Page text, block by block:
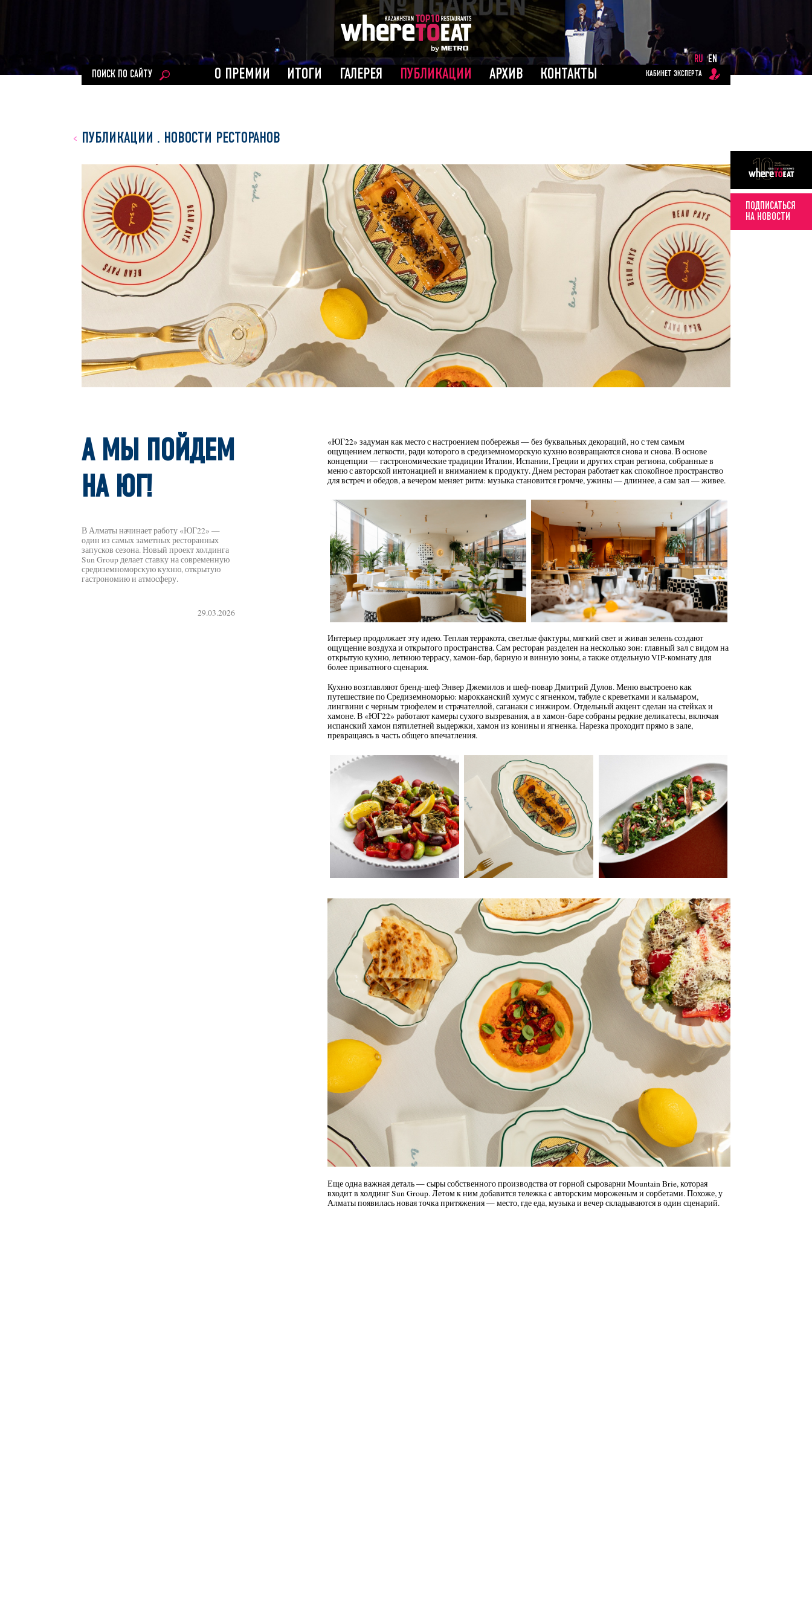
О ПРЕМИИ ИТОГИ ГАЛЕРЕЯ ПУБЛИКАЦИИ АРХИВ КОНТАКТЫ
RU EN
ПОИСК ПО САЙТУ
КАБИНЕТ ЭКСПЕРТА
ПОДПИСАТЬСЯ
НА НОВОСТИ
ПУБЛИКАЦИИ . НОВОСТИ РЕСТОРАНОВ
А МЫ ПОЙДЕМ
НА ЮГ!
В Алматы начинает работу «ЮГ22» —
один из самых заметных ресторанных
запусков сезона. Новый проект холдинга
Sun Group делает ставку на современную
средиземноморскую кухню, открытую
гастрономию и атмосферу.
29.03.2026
«ЮГ22» задуман как место с настроением побережья — без буквальных декораций, но с тем самым
ощущением легкости, ради которого в средиземноморскую кухню возвращаются снова и снова. В основе
концепции — гастрономические традиции Италии, Испании, Греции и других стран региона, собранные в
меню с авторской интонацией и вниманием к продукту. Днем ресторан работает как спокойное пространство
для встреч и обедов, а вечером меняет ритм: музыка становится громче, ужины — длиннее, а сам зал — живее.
Интерьер продолжает эту идею. Теплая терракота, светлые фактуры, мягкий свет и живая зелень создают
ощущение воздуха и открытого пространства. Сам ресторан разделен на несколько зон: главный зал с видом на
открытую кухню, летнюю террасу, хамон-бар, барную и винную зоны, а также отдельную VIP-комнату для
более приватного сценария.
Кухню возглавляют бренд-шеф Энвер Джемилов и шеф-повар Дмитрий Дулов. Меню выстроено как
путешествие по Средиземноморью: марокканский хумус с ягненком, табуле с креветками и кальмаром,
лингвини с черным трюфелем и страчателлой, саганаки с инжиром. Отдельный акцент сделан на стейках и
хамоне. В «ЮГ22» работают камеры сухого вызревания, а в хамон-баре собраны редкие деликатесы, включая
испанский хамон пятилетней выдержки, хамон из конины и ягненка. Нарезка проходит прямо в зале,
превращаясь в часть общего впечатления.
Еще одна важная деталь — сыры собственного производства от горной сыроварни Mountain Brie, которая
входит в холдинг Sun Group. Летом к ним добавится тележка с авторским мороженым и сорбетами. Похоже, у
Алматы появилась новая точка притяжения — место, где еда, музыка и вечер складываются в один сценарий.